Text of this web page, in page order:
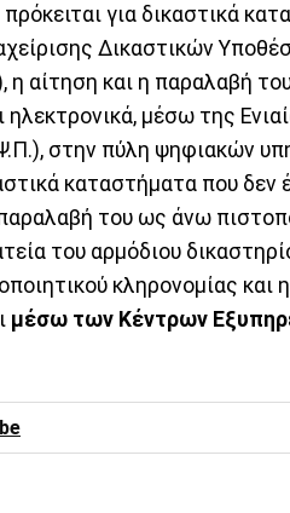
για δικαστικά
Δικαστικών
αίτηση και η παραλαβή
μέσω της
στην πύλη ψηφιακών
καταστήματα που δεν
του ως άνω
του αρμόδιου
κληρονομίας και η
μέσω των Κέντρων